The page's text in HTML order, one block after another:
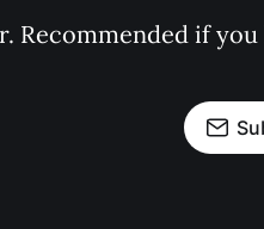
Recommended if